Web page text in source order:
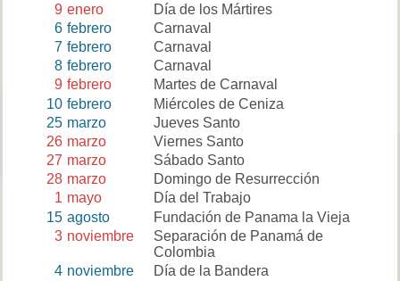
9 enero
Día de los Mártires
6 febrero
Carnaval
7 febrero
Carnaval
8 febrero
Carnaval
9 febrero
Martes de Carnaval
10 febrero
Miércoles de Ceniza
25 marzo
Jueves Santo
26 marzo
Viernes Santo
27 marzo
Sábado Santo
28 marzo
Domingo de Resurrección
1 mayo
Día del Trabajo
15 agosto
Fundación de Panama la Vieja
3 noviembre
Separación de Panamá de
Colombia
4 noviembre
Día de la Bandera